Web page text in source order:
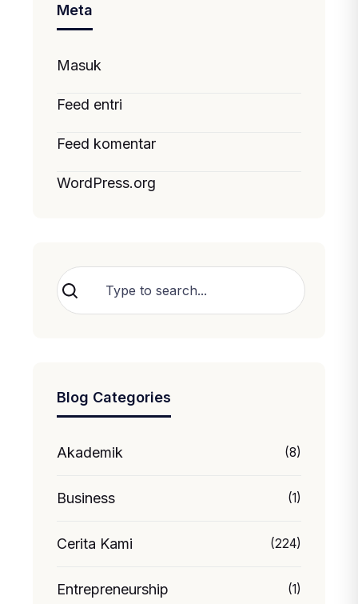
Meta
Masuk
Feed entri
Feed komentar
WordPress.org
Cari
Blog Categories
Akademik (8)
Business (1)
Cerita Kami (224)
Entrepreneurship (1)